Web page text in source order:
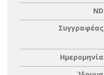
ND
Συγγραφέας
Ημερομηνία